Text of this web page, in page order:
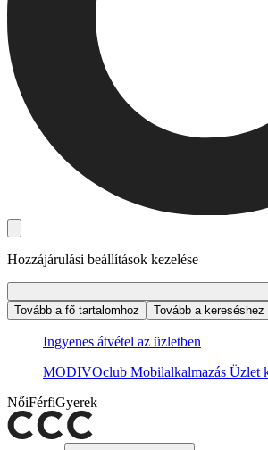
Hozzájárulási beállítások kezelése
Tovább a fő tartalomhoz
Tovább a kereséshez
Ingyenes átvétel az üzletben
MODIVOclub Mobilalkalmazás Üzlet
NőiFérfiGyerek